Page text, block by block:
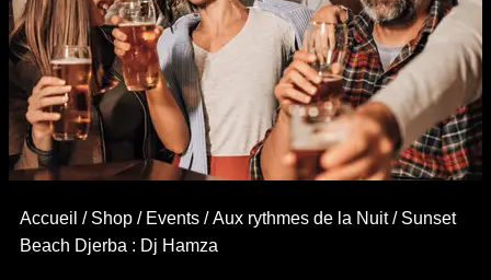
Accueil / Shop / Events /Aux rythmes de la Nuit/ Sunset
Beach Djerba : Dj Hamza